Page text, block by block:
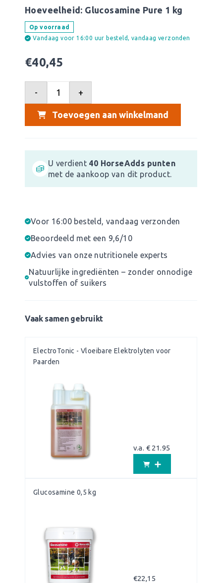
Hoeveelheid: Glucosamine Pure 1 kg
Op voorraad
Vandaag voor 16:00 uur besteld, vandaag verzonden
€40,45
- +
Toevoegen aan winkelmand
U verdient 40 HorseAdds punten
met de aankoop van dit product.
Voor 16:00 besteld, vandaag verzonden
Beoordeeld met een 9,6/10
Advies van onze nutritionele experts
Natuurlijke ingrediënten – zonder onnodige
vulstoffen of suikers
Vaak samen gebruikt
ElectroTonic - Vloeibare Elektrolyten voor
Paarden
v.a. € 21.95
Glucosamine 0,5 kg
€22,15